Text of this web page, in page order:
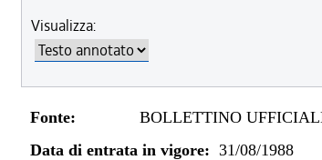
Visualizza:
Fonte:
BOLLETTINO
Data di entrata in vigore: 31/08/1988